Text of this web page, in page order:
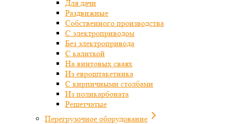
Для дачи
Раздвижные
Собственного производства
С электроприводом
Без электропривода
С калиткой
На винтовых сваях
Из евроштакетника
С кирпичными столбами
Из поликарбоната
Решетчатые
Перегрузочное оборудование